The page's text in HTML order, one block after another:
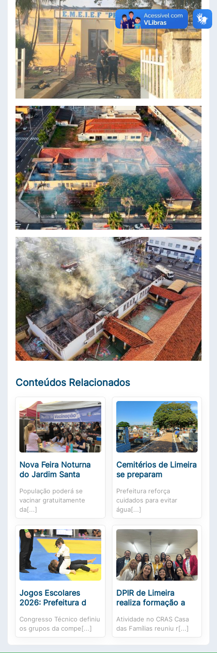
Conteúdos Relacionados
Nova Feira Noturna
do Jardim Santa
População poderá se
vacinar gratuitamente
da[...]
Cemitérios de Limeira
se preparam
Prefeitura reforça
cuidados para evitar
água[...]
Jogos Escolares
2026: Prefeitura d
Congresso Técnico definiu
os grupos da compe[...]
DPIR de Limeira
realiza formação a
Atividade no CRAS Casa
das Famílias reuniu r[...]